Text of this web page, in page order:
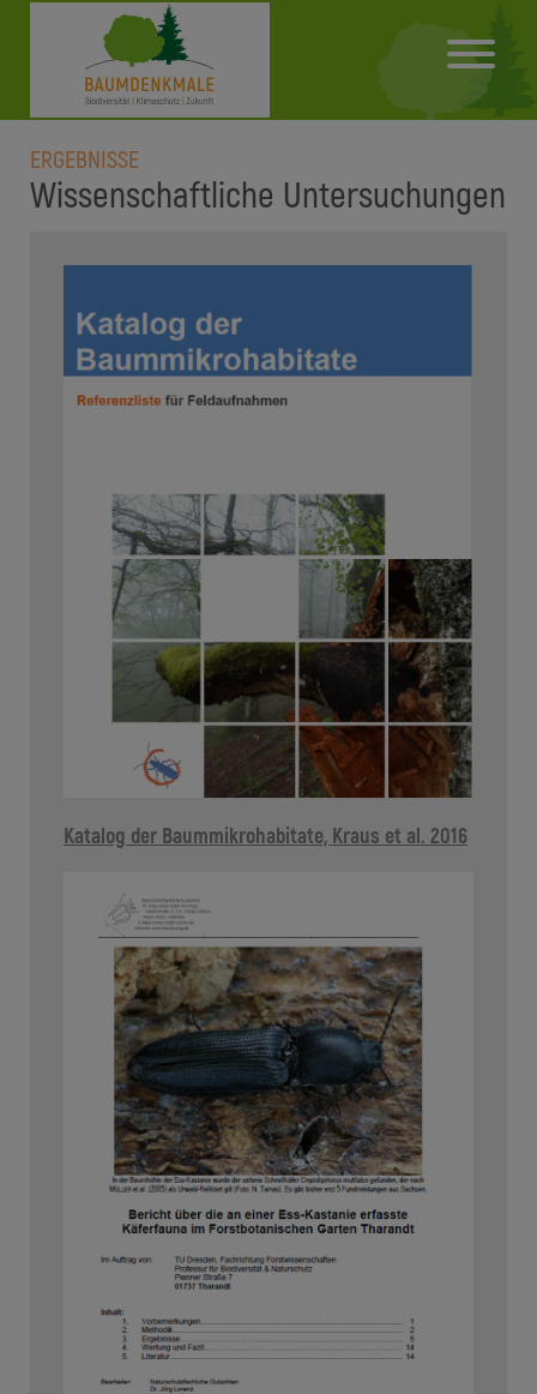
ERGEBNISSE
Wissenschaftliche Untersuchungen
Katalog der Baummikrohabitate, Kraus et al. 2016